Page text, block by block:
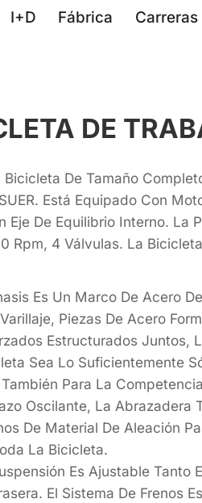
I+D Fábrica Carreras
DE
Bicicleta De Tamaño
Está Equipado Con
Eje De Equilibrio Interno. La
Rpm, 4 Válvulas. La
Es Un Marco De Acero
Piezas De Acero
Estructurados Juntos,
Sea Lo Suficientemente
Para La
Oscilante, La Abrazadera
De Material De Aleación
La Bicicleta.
Es Ajustable Tanto
El Sistema De Frenos